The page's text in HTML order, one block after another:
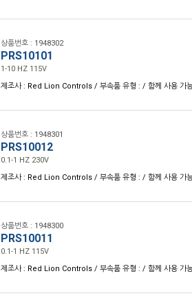
상품번호 : 1948302
PRS10101
1-10 HZ 115V
제조사 : Red Lion Controls / 부속품 유형 : / 함께 사용 가
상품번호 : 1948301
PRS10012
0.1-1 HZ 230V
제조사 : Red Lion Controls / 부속품 유형 : / 함께 사용 가
상품번호 : 1948300
PRS10011
0.1-1 HZ 115V
제조사 : Red Lion Controls / 부속품 유형 : / 함께 사용 가